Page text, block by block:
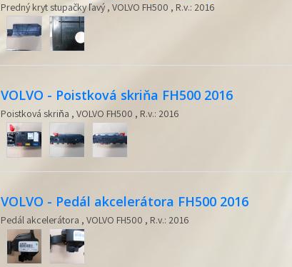
Predný kryt stupačky ľavý , VOLVO FH500 , R.v.: 2016
VOLVO - Poistková skriňa FH500 2016
Poistková skriňa , VOLVO FH500 , R.v.: 2016
VOLVO - Pedál akcelerátora FH500 2016
Pedál akcelerátora , VOLVO FH500 , R.v.: 2016